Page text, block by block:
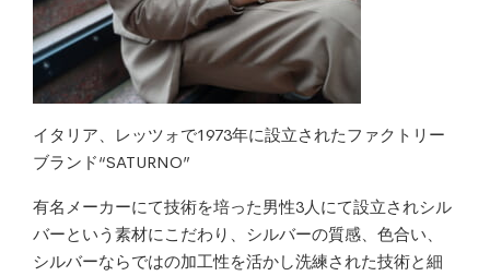
イタリア、レッツォで1973年に設立されたファクトリー
ブランド“SATURNO”
有名メーカーにて技術を培った男性3人にて設立されシル
バーという素材にこだわり、シルバーの質感、色合い、
シルバーならではの加工性を活かし洗練された技術と細